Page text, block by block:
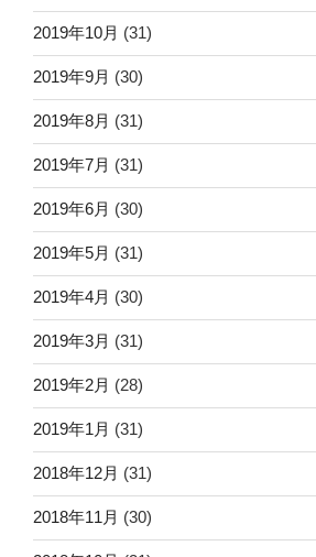
2019年10月 (31)
2019年9月 (30)
2019年8月 (31)
2019年7月 (31)
2019年6月 (30)
2019年5月 (31)
2019年4月 (30)
2019年3月 (31)
2019年2月 (28)
2019年1月 (31)
2018年12月 (31)
2018年11月 (30)